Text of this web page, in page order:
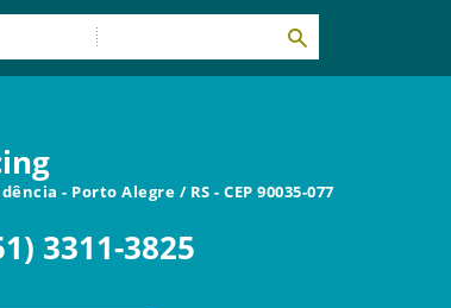
- Porto Alegre / RS - CEP90035-077
3311-3825